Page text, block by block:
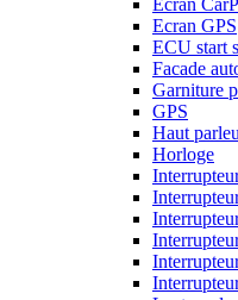
Ecran
Ecran GPS
ECU start
Facade
Garniture
GPS
Haut
Horloge